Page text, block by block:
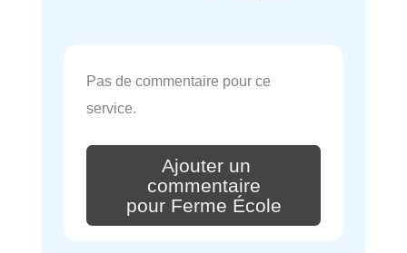
Pas de commentaire pour ce
service.
Ajouter un
commentaire
pour Ferme École